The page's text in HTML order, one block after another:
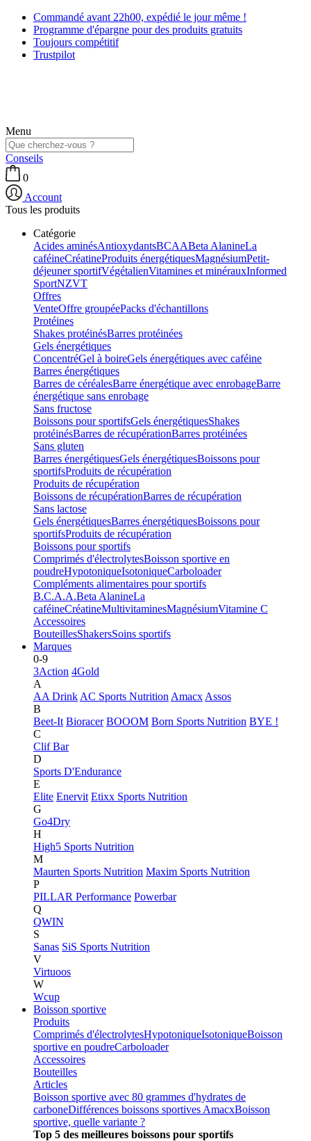
Commandé avant 22h00, expédié le jour même !
Programme d'épargne pour des produits gratuits
Toujours compétitif
Trustpilot
Menu
Conseils
0
Account
Tous les produits
Catégorie
Acides aminésAntioxydantsBCAABeta AlanineLa
caféineCréatineProduits énergétiquesMagnésiumPetit-
déjeuner sportifVégétalienVitamines et minérauxInformed
SportNZVT
Offres
VenteOffre groupéePacks d'échantillons
Protéines
Shakes protéinésBarres protéinées
Gels énergétiques
ConcentréGel à boireGels énergétiques avec caféine
Barres énergétiques
Barres de céréalesBarre énergétique avec enrobageBarre
énergétique sans enrobage
Sans fructose
Boissons pour sportifsGels énergétiquesShakes
protéinésBarres de récupérationBarres protéinées
Sans gluten
Barres énergétiquesGels énergétiquesBoissons pour
sportifsProduits de récupération
Produits de récupération
Boissons de récupérationBarres de récupération
Sans lactose
Gels énergétiquesBarres énergétiquesBoissons pour
sportifsProduits de récupération
Boissons pour sportifs
Comprimés d'électrolytesBoisson sportive en
poudreHypotoniqueIsotoniqueCarboloader
Compléments alimentaires pour sportifs
B.C.A.A.Beta AlanineLa
caféineCréatineMultivitaminesMagnésiumVitamine C
Accessoires
BouteillesShakersSoins sportifs
Marques
0-9
3Action 4Gold
A
AA Drink AC Sports Nutrition Amacx Assos
B
Beet-It Bioracer BOOOM Born Sports Nutrition BYE !
C
Clif Bar
D
Sports D'Endurance
E
Elite Enervit Etixx Sports Nutrition
G
Go4Dry
H
High5 Sports Nutrition
M
Maurten Sports Nutrition Maxim Sports Nutrition
P
PILLAR Performance Powerbar
Q
QWIN
S
Sanas SiS Sports Nutrition
V
Virtuoos
W
Wcup
Boisson sportive
Produits
Comprimés d'électrolytesHypotoniqueIsotoniqueBoisson
sportive en poudreCarboloader
Accessoires
Bouteilles
Articles
Boisson sportive avec 80 grammes d'hydrates de
carboneDifférences boissons sportives AmacxBoisson
sportive, quelle variante ?
Top 5 des meilleures boissons pour sportifs